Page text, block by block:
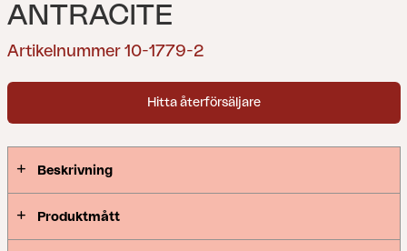
ANTRACITE
Artikelnummer 10-1779-2
Hitta återförsäljare
Beskrivning
Produktmått